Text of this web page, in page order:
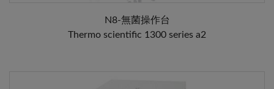
N8-無菌操作台
Thermo scientific 1300 series a2